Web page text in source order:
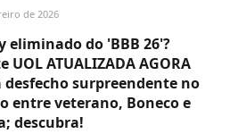
de 2026
eliminado do 'BBB 26'?
UOL ATUALIZADA AGORA
surpreendente no
entre veterano, Boneco e
descubra!